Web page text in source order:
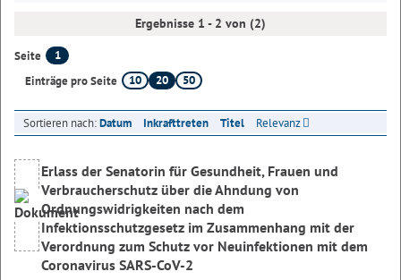
Ergebnisse 1 - 2 von (2)
Seite
1
Einträge pro Seite
10 20 50
Sortieren nach:Datum Inkrafttreten Titel Relevanz
Erlass der Senatorin für Gesundheit, Frauen und
Verbraucherschutz über die Ahndung von
Ordnungswidrigkeiten nach dem
Infektionsschutzgesetz im Zusammenhang mit der
Verordnung zum Schutz vor Neuinfektionen mit dem
Coronavirus SARS-CoV-2